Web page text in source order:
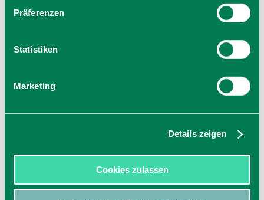
Präferenzen
Statistiken
Marketing
Details zeigen
Cookies zulassen
Tel.: 08028-876
E-Mail verfassen